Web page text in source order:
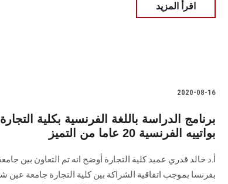
اقرأ المزيد
2020-08-16
برنامج الدراسة باللغة الفرنسية بكلية
بواتييه الفرنسية 20 عاما من التميز
أ.د خالد قدري عميد كلية التجارة أوضح انه تم التعاون بين
بفرنسا بموجب اتفاقية الشراكة بين كلية التجارة جامعة